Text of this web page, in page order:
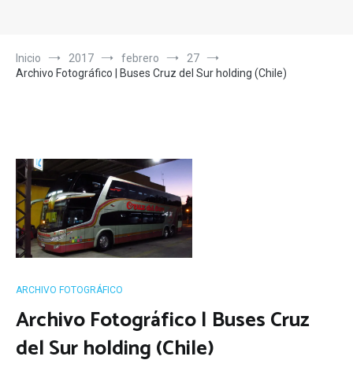
Inicio 2017 febrero
27
Archivo Fotográfico | Buses Cruz del Sur holding (Chile)
ARCHIVO FOTOGRÁFICO
Archivo Fotográfico | Buses Cruz
del Sur holding (Chile)